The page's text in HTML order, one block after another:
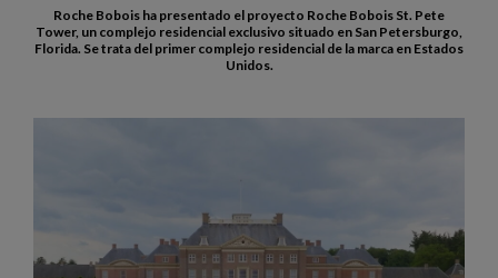
Roche Bobois ha presentado el proyecto Roche Bobois St. Pete
Tower, un complejo residencial exclusivo situado en San Petersburgo,
Florida. Se trata del primer complejo residencial de la marca en Estados
Unidos.